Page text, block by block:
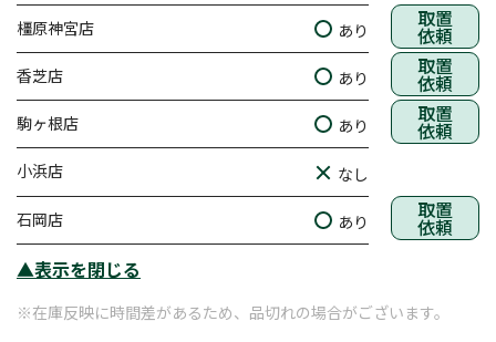
橿原神宮店 あり 取置
依頼
香芝店 あり 取置
依頼
駒ヶ根店 あり 取置
依頼
小浜店 なし
石岡店 あり 取置
依頼
▲表示を閉じる
※在庫反映に時間差があるため、品切れの場合がございます。